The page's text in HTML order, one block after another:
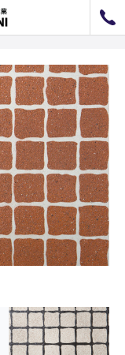
り